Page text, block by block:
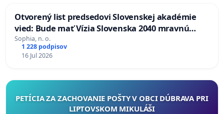
Otvorený list predsedovi Slovenskej akadémie
vied: Bude mať Vízia Slovenska 2040 mravnú
chrbticu?
Sophia, n. o.
1 228 podpisov
16 Jul 2026
PETÍCIA ZA ZACHOVANIE POŠTY V OBCI DÚBRAVA PRI
LIPTOVSKOM MIKULÁŠI